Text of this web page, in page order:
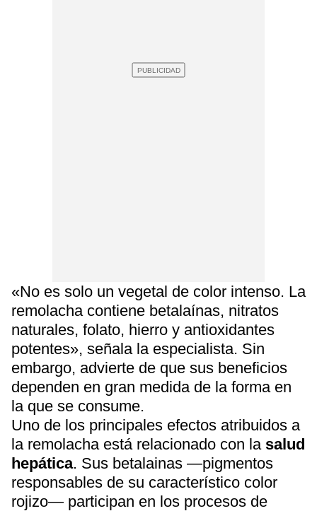
«No es solo un vegetal de color intenso. La
remolacha contiene betalaínas, nitratos
naturales, folato, hierro y antioxidantes
potentes», señala la especialista. Sin
embargo, advierte de que sus beneficios
dependen en gran medida de la forma en
la que se consume.
Uno de los principales efectos atribuidos a
la remolacha está relacionado con la salud
hepática. Sus betalainas —pigmentos
responsables de su característico color
rojizo— participan en los procesos de